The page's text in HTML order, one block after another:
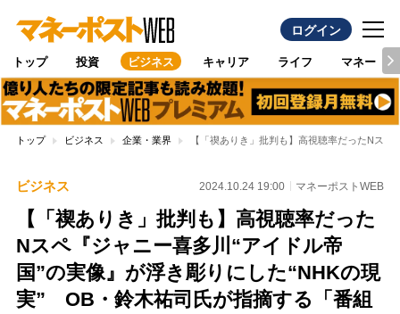
ログイン
トップ 投資 ビジネス キャリア ライフ マネー
トップ ビジネス 企業・業界 【「禊ありき」批判も】高視聴率だったNス
ビジネス 2024.10.24 19:00 マネーポストWEB
【「禊ありき」批判も】高視聴率だった
Nスペ『ジャニー喜多川“アイドル帝
国”の実像』が浮き彫りにした“NHKの現
実” OB・鈴木祐司氏が指摘する「番組